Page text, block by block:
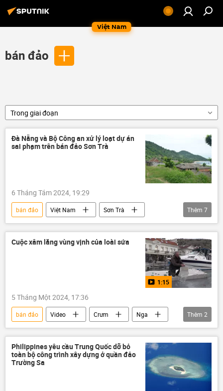
Việt Nam
bán đảo
Trong giai đoạn
Đà Nẵng và Bộ Công an xử lý loạt dự án
sai phạm trên bán đảo Sơn Trà
6 Tháng Tám 2024, 19:29
bán đảo Việt Nam
Sơn Trà
Bộ Công an Việt Nam
dự án
xây dựng
Kinh tế
Kinh doanh
Thêm 7
Cuộc xâm lăng vùng vịnh của loài sứa
1:15
5 Tháng Một 2024, 17:36
bán đảo Video Crưm
Nga
động vật
Biển Đen
Thêm 2
Philippines yêu cầu Trung Quốc dỡ bỏ
toàn bộ công trình xây dựng ở quần đảo
Trường Sa